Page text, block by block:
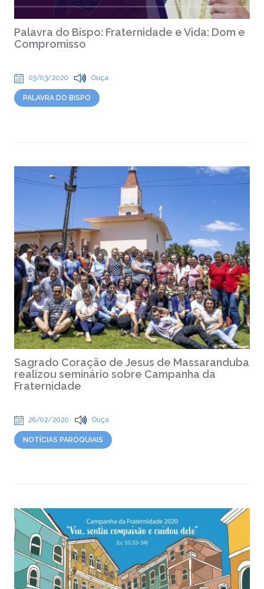
Palavra do Bispo: Fraternidade e Vida: Dom e
Compromisso
03/03/2020 Ouça
PALAVRA DO BISPO
Sagrado Coração de Jesus de Massaranduba
realizou seminário sobre Campanha da
Fraternidade
26/02/2020 Ouça
NOTÍCIAS PAROQUIAIS